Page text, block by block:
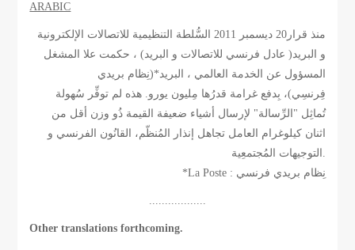
ARABIC
منذ قرار20 ديسمبر 2011 السُّلطة التنظيمية للاتصالات الإلكترونية
و البريد( عادل فرنسي للاتصالات و البريد) ، حكمت علا المشغل
المسؤول عن الخدمة العالمي ، البريد*(نِظام بريدي
فِرنسِي)، بِدفع غرامة قدرُها مِليون يورو. هذه لم توفِّر سُهولة
تُماثِل "الرِّسالة" لإرسال أشياء ضعيفة القيمة ذُو وزن أقل من
اثنان كيلوغرام العامل تجاهل إنذار المُنظّم، القانُون الفرنسي و
التوجيهات المُجتمعِية.
*La Poste : نِظام بريدي فرنسي
..................
Other translations forthcoming.